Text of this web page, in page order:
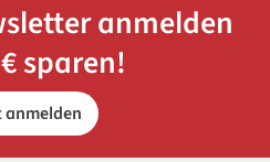
anmelden
sparen!
anmelden